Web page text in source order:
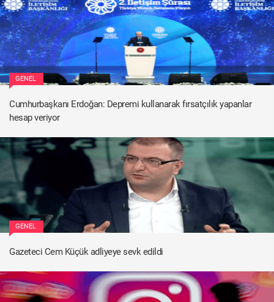
GENEL
Cumhurbaşkanı Erdoğan: Depremi kullanarak fırsatçılık yapanlar
hesap veriyor
GENEL
Gazeteci Cem Küçük adliyeye sevk edildi